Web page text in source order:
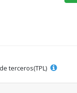
terceros(TPL)